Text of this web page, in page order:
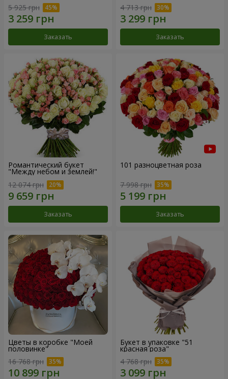
5 925 грн
Заказать
4 713 грн
Заказать
Романтический букет
"Между небом и землей!"
12 074 грн
Заказать
101 разноцветная роза
7 998 грн
Заказать
Цветы в коробке "Моей
половинке"
16 768 грн
Букет в упаковке "51
красная роза"
4 768 грн